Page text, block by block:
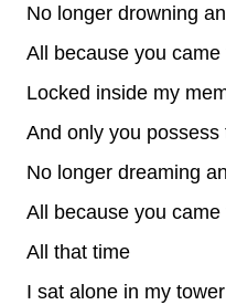
No longer drowning
All because you came
Locked inside my
And only you possess
No longer dreaming
All because you came
All that time
I sat alone in my tower